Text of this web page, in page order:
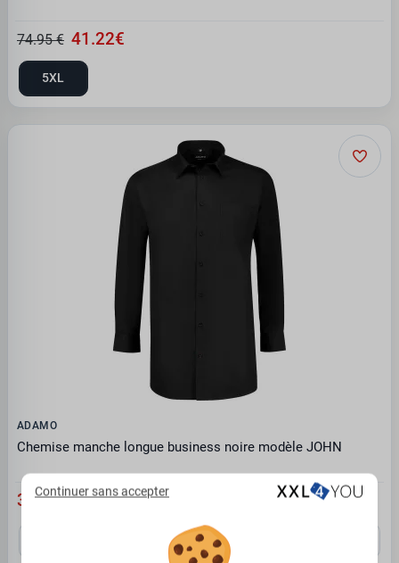
74.95 € 41.22€
5XL
ADAMO
Chemise manche longue business noire modèle JOHN
39.95 €
6XL
Continuer sans accepter